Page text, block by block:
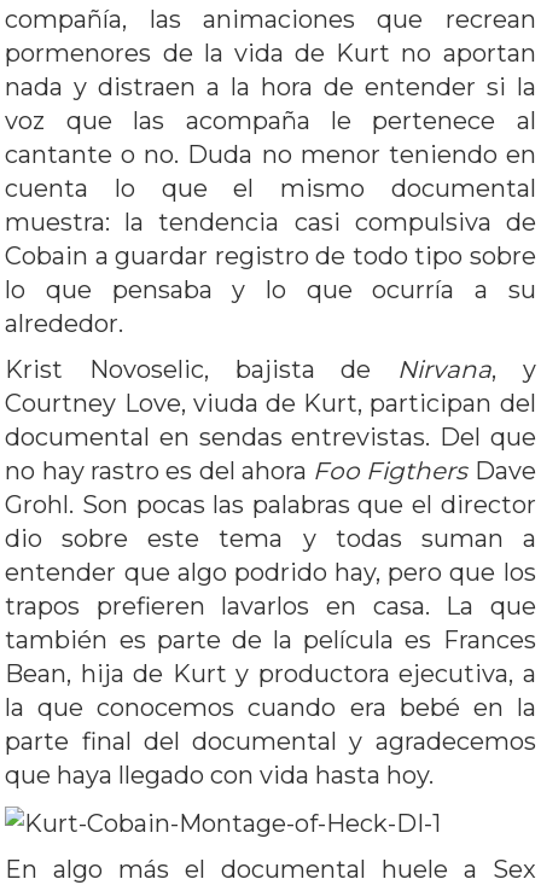
compañía, las animaciones que recrean
pormenores de la vida de Kurt no aportan
nada y distraen a la hora de entender si la
voz que las acompaña le pertenece al
cantante o no. Duda no menor teniendo en
cuenta lo que el mismo documental
muestra: la tendencia casi compulsiva de
Cobain a guardar registro de todo tipo sobre
lo que pensaba y lo que ocurría a su
alrededor.
Krist Novoselic, bajista de Nirvana, y
Courtney Love, viuda de Kurt, participan del
documental en sendas entrevistas. Del que
no hay rastro es del ahora Foo FigthersDave
Grohl. Son pocas las palabras que el director
dio sobre este tema y todas suman a
entender que algo podrido hay, pero que los
trapos prefieren lavarlos en casa. La que
también es parte de la película es Frances
Bean, hija de Kurt y productora ejecutiva, a
la que conocemos cuando era bebé en la
parte final del documental y agradecemos
que haya llegado con vida hasta hoy.
En algo más el documental huele a Sex